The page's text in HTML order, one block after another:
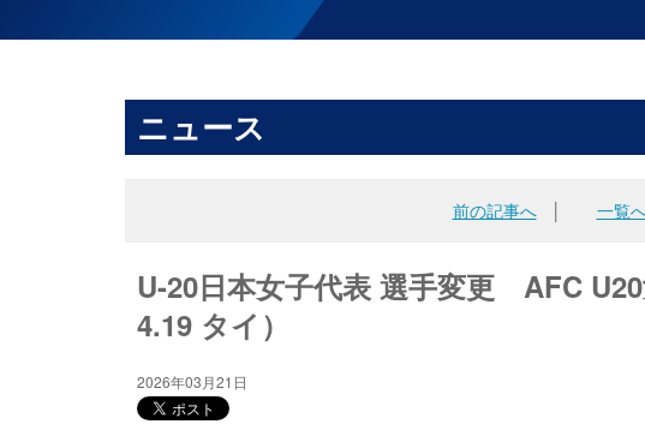
ニュース
前の記事へ│ 一覧
U-20日本女子代表 選手変更 AFC
4.19 タイ）
2026年03月21日